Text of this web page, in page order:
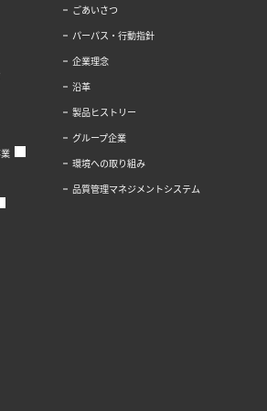
ごあいさつ
パーパス・行動指針
企業理念
沿革
製品ヒストリー
グループ企業
環境への取り組み
品質管理マネジメントシステム